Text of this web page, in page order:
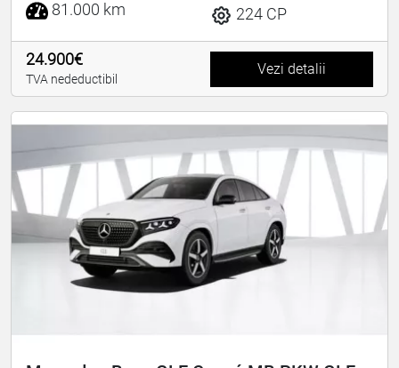
81.000 km
224 CP
24.900€
TVA nedeductibil
Vezi detalii